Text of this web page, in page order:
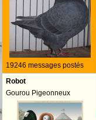
19246 messages postés
Robot
Gourou Pigeonneux